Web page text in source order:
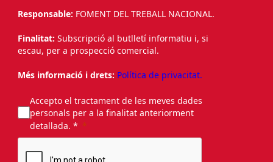
Responsable: FOMENT DEL TREBALL NACIONAL.
Finalitat: Subscripció al butlletí informatiu i, si
escau, per a prospecció comercial.
Més informació i drets: Política de privacitat.
Accepto el tractament de les meves dades
personals per a la finalitat anteriorment
detallada. *